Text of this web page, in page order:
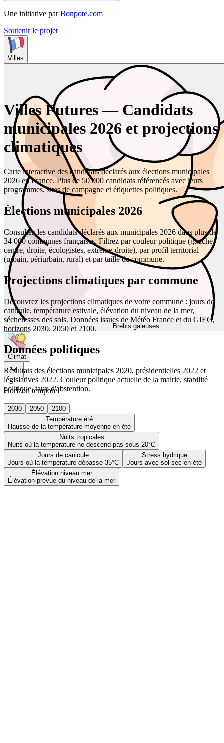
Une initiative par Bonpote.com
Soutenir le projet
Villes
Brebis galeuses
Climat
Horizon temporel
2030 2050
2100
Température été
Hausse de la température moyenne en été
Nuits tropicales
Nuits où la température ne descend pas sous 20°C
Jours de canicule
Jours où la température dépasse 35°C
Stress hydrique
Jours avec sol sec en été
Élévation niveau mer
Élévation prévue du niveau de la mer
Villes Futures — Candidats
municipales 2026 et projections
climatiques
Carte interactive des candidats déclarés aux élections municipales
2026 en France. Plus de 50 000 candidats référencés avec leurs
programmes, sites de campagne et étiquettes politiques.
Élections municipales 2026
Consultez les candidats déclarés aux municipales 2026 dans plus de
34 000 communes françaises. Filtrez par couleur politique (gauche,
centre, droite, écologistes, extrême-droite), par profil territorial
(urbain, périurbain, rural) et par taille de commune.
Projections climatiques par commune
Découvrez les projections climatiques de votre commune : jours de
canicule, température estivale, élévation du niveau de la mer,
sécheresses des sols. Données issues de Météo France et du GIEC,
horizons 2030, 2050 et 2100.
Données politiques
Résultats des élections municipales 2020, présidentielles 2022 et
législatives 2022. Couleur politique actuelle de la mairie, stabilité
politique, taux d'abstention.